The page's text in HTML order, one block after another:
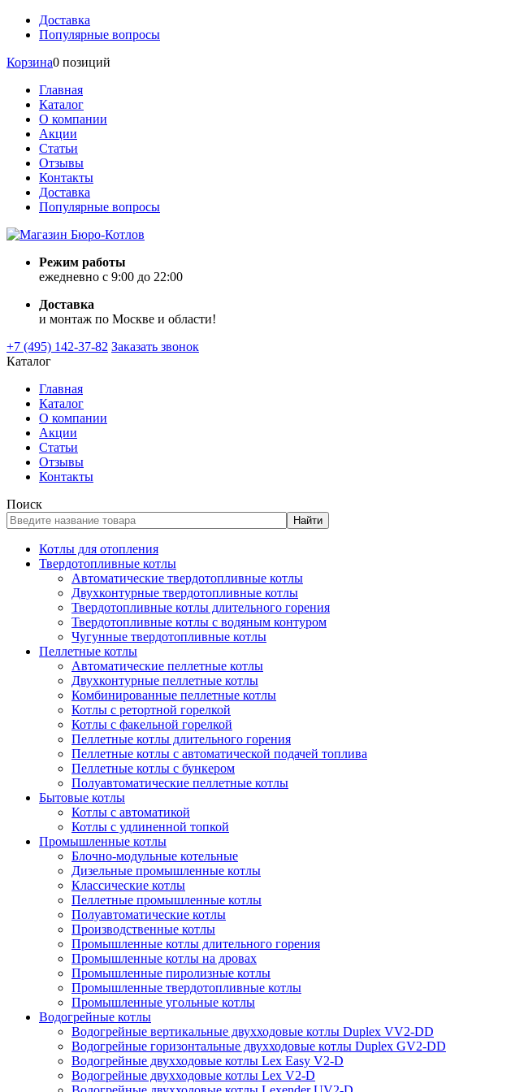
Доставка
Популярные вопросы
Корзина0 позиций
Главная
Каталог
О компании
Акции
Статьи
Отзывы
Контакты
Доставка
Популярные вопросы
Режим работы
ежедневно с 9:00 до 22:00
Доставка
и монтаж по Москве и области!
+7 (495) 142-37-82 Заказать звонок
Каталог
Главная
Каталог
О компании
Акции
Статьи
Отзывы
Контакты
Поиск
Найти
Котлы для отопления
Твердотопливные котлы
Автоматические твердотопливные котлы
Двухконтурные твердотопливные котлы
Твердотопливные котлы длительного горения
Твердотопливные котлы с водяным контуром
Чугунные твердотопливные котлы
Пеллетные котлы
Автоматические пеллетные котлы
Двухконтурные пеллетные котлы
Комбинированные пеллетные котлы
Котлы с ретортной горелкой
Котлы с факельной горелкой
Пеллетные котлы длительного горения
Пеллетные котлы с автоматической подачей топлива
Пеллетные котлы с бункером
Полуавтоматические пеллетные котлы
Бытовые котлы
Котлы с автоматикой
Котлы с удлиненной топкой
Промышленные котлы
Блочно-модульные котельные
Дизельные промышленные котлы
Классические котлы
Пеллетные промышленные котлы
Полуавтоматические котлы
Производственные котлы
Промышленные котлы длительного горения
Промышленные котлы на дровах
Промышленные пиролизные котлы
Промышленные твердотопливные котлы
Промышленные угольные котлы
Водогрейные котлы
Водогрейные вертикальные двухходовые котлы Duplex VV2-DD
Водогрейные горизонтальные двухходовые котлы Duplex GV2-DD
Водогрейные двухходовые котлы Lex Easy V2-D
Водогрейные двухходовые котлы Lex V2-D